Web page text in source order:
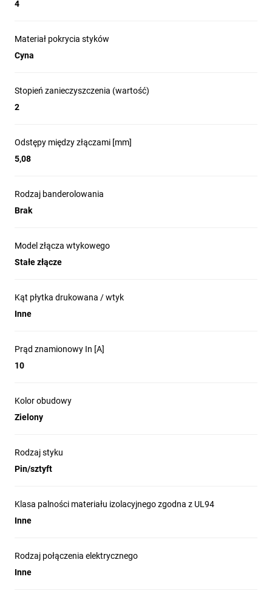
4
Materiał pokrycia styków
Cyna
Stopień zanieczyszczenia (wartość)
2
Odstępy między złączami [mm]
5,08
Rodzaj banderolowania
Brak
Model złącza wtykowego
Stałe złącze
Kąt płytka drukowana / wtyk
Inne
Prąd znamionowy In [A]
10
Kolor obudowy
Zielony
Rodzaj styku
Pin/sztyft
Klasa palności materiału izolacyjnego zgodna z UL94
Inne
Rodzaj połączenia elektrycznego
Inne